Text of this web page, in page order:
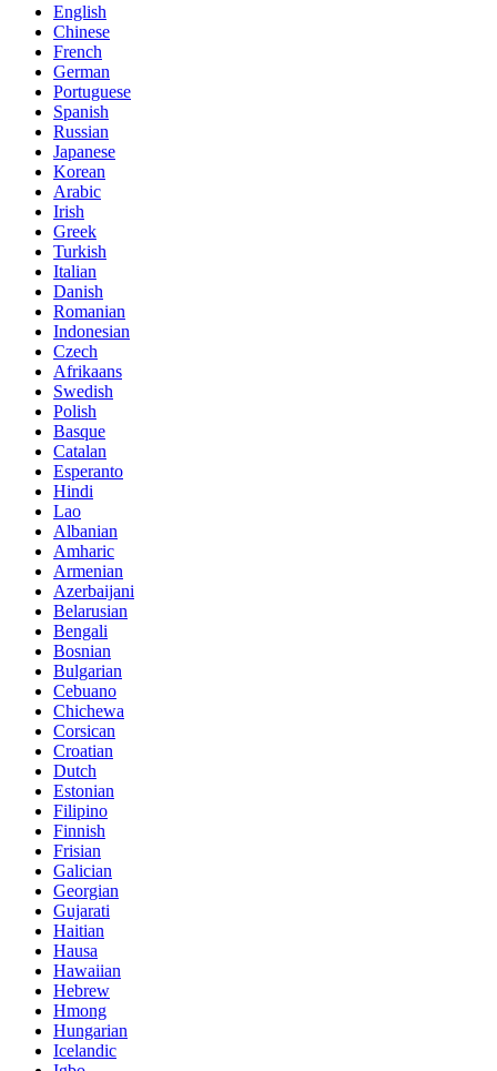
English
Chinese
French
German
Portuguese
Spanish
Russian
Japanese
Korean
Arabic
Irish
Greek
Turkish
Italian
Danish
Romanian
Indonesian
Czech
Afrikaans
Swedish
Polish
Basque
Catalan
Esperanto
Hindi
Lao
Albanian
Amharic
Armenian
Azerbaijani
Belarusian
Bengali
Bosnian
Bulgarian
Cebuano
Chichewa
Corsican
Croatian
Dutch
Estonian
Filipino
Finnish
Frisian
Galician
Georgian
Gujarati
Haitian
Hausa
Hawaiian
Hebrew
Hmong
Hungarian
Icelandic